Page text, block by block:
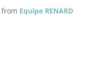
from Equipe RENARD